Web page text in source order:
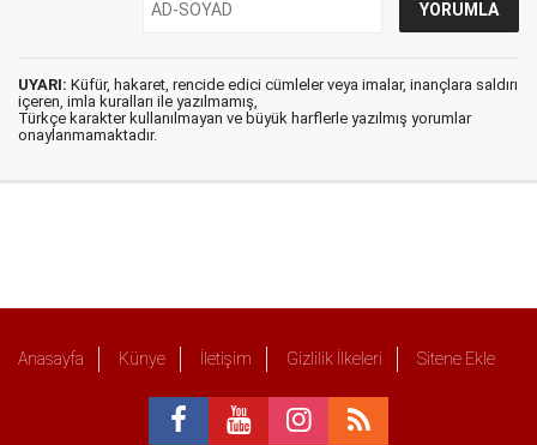
UYARI: Küfür, hakaret, rencide edici cümleler veya imalar, inançlara saldırı
içeren, imla kuralları ile yazılmamış,
Türkçe karakter kullanılmayan ve büyük harflerle yazılmış yorumlar
onaylanmamaktadır.
Anasayfa Künye İletişim Gizlilik İlkeleri Sitene Ekle